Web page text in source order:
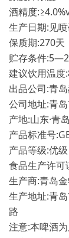
酒精度
生产日期:见
保质期:270天
贮存条件
建议饮用温
出品公司:青
公司地址:青
产地:山东·青岛
产品标准号
产品等级:优级
食品生产许可
生产商:青岛
生产地址:青
路
注意:本啤酒